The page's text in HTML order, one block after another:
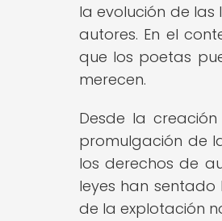
la evolución de
autores. En el
que los poetas
merecen.
Desde la
promulgación de
los derechos de
leyes han
de la explotación